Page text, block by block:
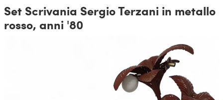
Set Scrivania Sergio Terzani in metallo
rosso, anni '80